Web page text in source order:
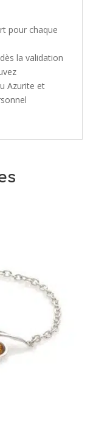
pour chaque
dès la validation
Azurite et